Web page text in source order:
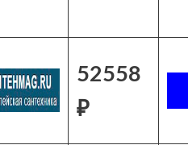
52558
₽